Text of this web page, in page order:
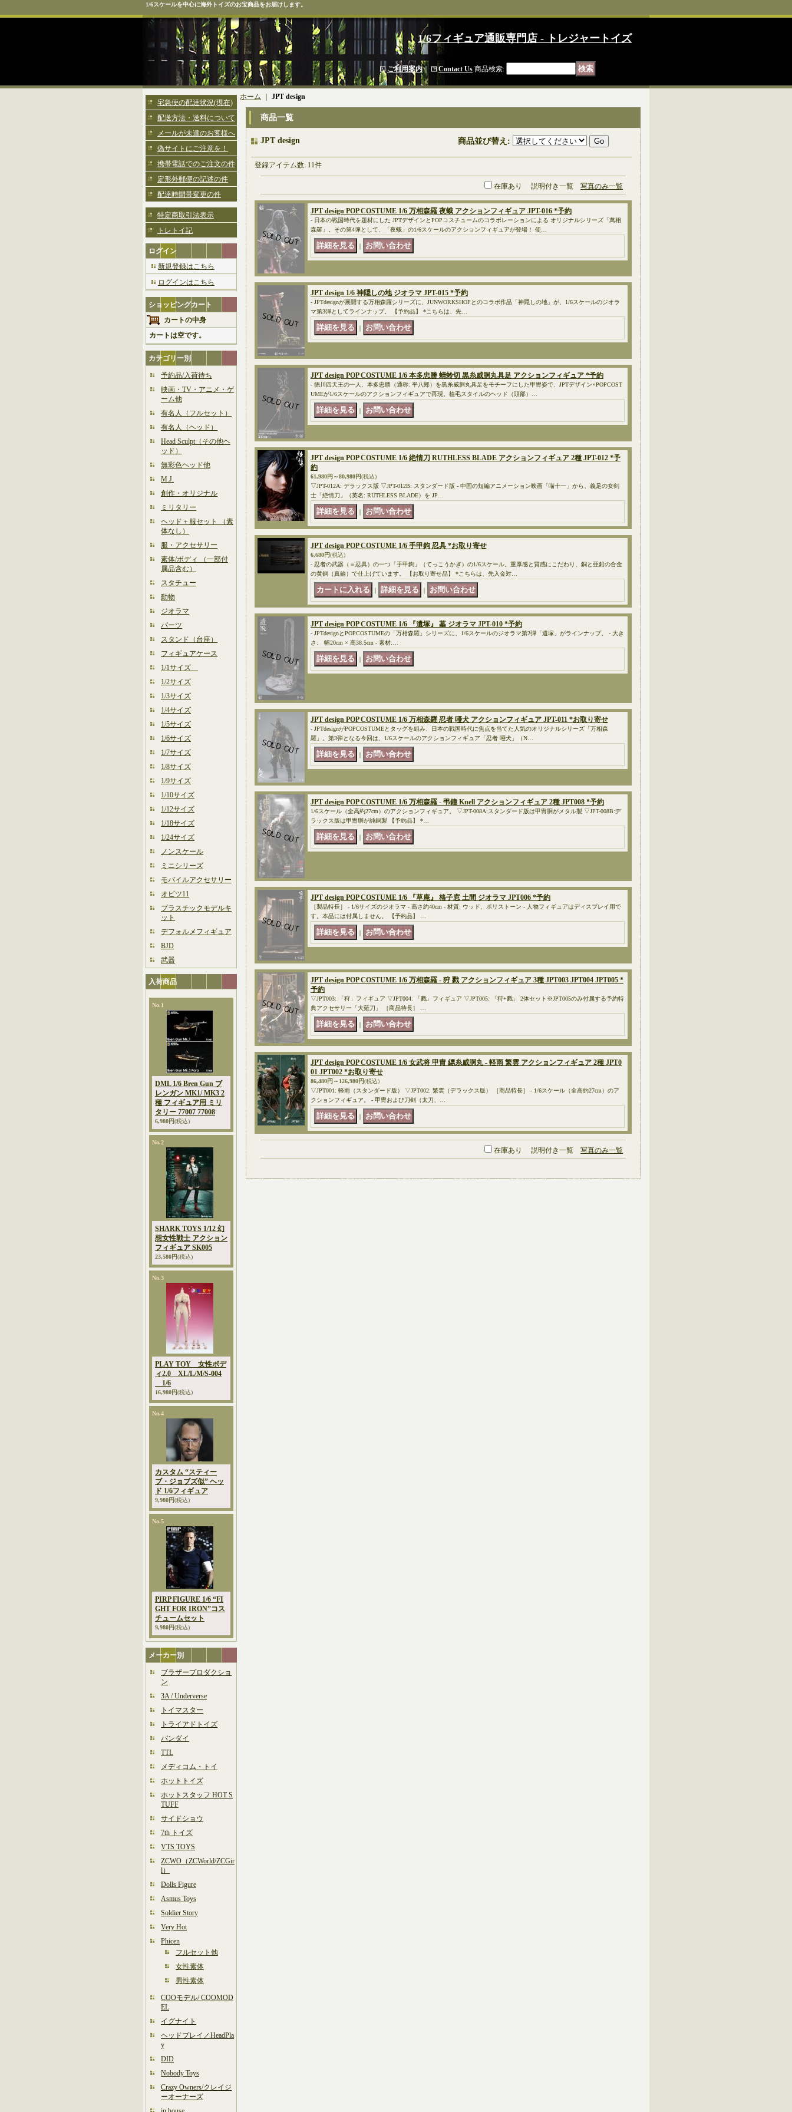
1/6スケールを中心に海外トイズのお宝商品をお届けします。
1/6フィギュア通販専門店 - トレジャートイズ
ご利用案内｜ Contact Us 商品検索:
宅急便の配達状況(現在)
配送方法・送料について
メールが未達のお客様へ
偽サイトにご注意を！
携帯電話でのご注文の件
定形外郵便の記述の件
配達時間帯変更の件
特定商取引法表示
トレトイ記
ログイン
新規登録はこちら
ログインはこちら
ショッピングカート
カートの中身
カートは空です。
カテゴリー別
予約品/入荷待ち
映画・TV・アニメ・ゲ
ーム他
有名人（フルセット）
有名人（ヘッド）
Head Sculpt（その他ヘ
ッド）
無彩色ヘッド他
M.J.
創作・オリジナル
ミリタリー
ヘッド＋服セット （素
体なし）
服・アクセサリー
素体/ボディ （一部付
属品含む）
スタチュー
動物
ジオラマ
パーツ
スタンド（台座）
フィギュアケース
1/1サイズ
1/2サイズ
1/3サイズ
1/4サイズ
1/5サイズ
1/6サイズ
1/7サイズ
1/8サイズ
1/9サイズ
1/10サイズ
1/12サイズ
1/18サイズ
1/24サイズ
ノンスケール
ミニシリーズ
モバイルアクセサリー
オビツ11
プラスチックモデルキ
ット
デフォルメフィギュア
BJD
武器
入荷商品
No.1
DML 1/6 Bren Gun ブ
レンガン MK1/ MK3 2
種 フィギュア用 ミリ
タリー 77007 77008
6,980円(税込)
No.2
SHARK TOYS 1/12 幻
想女性戦士 アクション
フィギュア SK005
23,580円(税込)
No.3
PLAY TOY 女性ボデ
ィ2.0 XL/L/M/S-004
1/6
16,980円(税込)
No.4
カスタム “スティー
ブ・ジョブズ似” ヘッ
ド 1/6フィギュア
9,980円(税込)
No.5
PIRP FIGURE 1/6 “FI
GHT FOR IRON”コス
チュームセット
9,980円(税込)
メーカー別
ブラザープロダクショ
ン
3A / Underverse
トイマスター
トライアドトイズ
バンダイ
TTL
メディコム・トイ
ホットトイズ
ホットスタッフ HOT S
TUFF
サイドショウ
7th トイズ
VTS TOYS
ZCWO（ZCWorld/ZCGir
l）
Dolls Figure
Asmus Toys
Soldier Story
Very Hot
Phicen
フルセット他
女性素体
男性素体
COOモデル/ COOMOD
EL
イグナイト
ヘッドプレイ／HeadPla
y
DID
Nobody Toys
Crazy Owners/クレイジ
ーオーナーズ
ホーム JPT design
商品一覧
JPT design 商品並び替え :
登録アイテム数: 11件
在庫あり 説明付き一覧 写真のみ一覧
JPT design POP COSTUME 1/6 万相森羅 夜蛾 アクションフィギュア JPT-016 *予約
- 日本の戦国時代を題材にした JPTデザインとPOPコスチュームのコラボレーションによる オリジナルシリーズ「萬相
森羅」。その第4弾として、「夜蛾」の1/6スケールのアクションフィギュアが登場！ 使…
｜
JPT design 1/6 神隠しの地 ジオラマ JPT-015 *予約
- JPTdesignが展開する万相森羅シリーズに、JUNWORKSHOPとのコラボ作品「神隠しの地」が、1/6スケールのジオラ
マ第3弾としてラインナップ。 【予約品】 *こちらは、先…
｜
JPT design POP COSTUME 1/6 本多忠勝 蜻蛉切 黒糸威胴丸具足 アクションフィギュア *予約
- 徳川四天王の一人、本多忠勝（通称: 平八郎）を黒糸威胴丸具足をモチーフにした甲冑姿で、JPTデザイン×POPCOST
UMEが1/6スケールのアクションフィギュアで再現。植毛スタイルのヘッド（頭部）…
｜
JPT design POP COSTUME 1/6 絶情刀 RUTHLESS BLADE アクションフィギュア 2種 JPT-012 *予
約
61,980円～80,980円(税込)
▽JPT-012A: デラックス版 ▽JPT-012B: スタンダード版 - 中国の短編アニメーション映画「喵十一」から、義足の女剣
士「絶情刀」（英名: RUTHLESS BLADE）を JP…
｜
JPT design POP COSTUME 1/6 手甲鉤 忍具 *お取り寄せ
6,680円(税込)
- 忍者の武器（＝忍具）の一つ「手甲鉤」（てっこうかぎ）の1/6スケール。重厚感と質感にこだわり、銅と亜鉛の合金
の黄銅（真鍮）で仕上げています。 【お取り寄せ品】 *こちらは、先入金対…
｜ ｜
JPT design POP COSTUME 1/6 『遺塚』 墓 ジオラマ JPT-010 *予約
- JPTdesignとPOPCOSTUMEの「万相森羅」シリーズに、1/6スケールのジオラマ第2弾「遺塚」がラインナップ。 - 大き
さ: 幅20cm × 高38.5cm - 素材:…
｜
JPT design POP COSTUME 1/6 万相森羅 忍者 唖犬 アクションフィギュア JPT-011 *お取り寄せ
- JPTdesignがPOPCOSTUMEとタッグを組み、日本の戦国時代に焦点を当てた人気のオリジナルシリーズ「万相森
羅」。第3弾となる今回は、1/6スケールのアクションフィギュア「忍者 唖犬」（N…
｜
JPT design POP COSTUME 1/6 万相森羅 - 弔鐘 Knell アクションフィギュア 2種 JPT008 *予約
1/6スケール（全高約27cm）のアクションフィギュア。 ▽JPT-008A:スタンダード版は甲冑胴がメタル製 ▽JPT-008B:デ
ラックス版は甲冑胴が純銅製 【予約品】 *…
｜
JPT design POP COSTUME 1/6 『草庵』 格子窓 土間 ジオラマ JPT006 *予約
［製品特長］ - 1/6サイズのジオラマ - 高さ約40cm - 材質: ウッド、ポリストーン - 人物フィギュアはディスプレイ用で
す。本品には付属しません。 【予約品】 …
｜
JPT design POP COSTUME 1/6 万相森羅 - 狩 戮 アクションフィギュア 3種 JPT003 JPT004 JPT005 *
予約
▽JPT003: 「狩」フィギュア ▽JPT004: 「戮」フィギュア ▽JPT005: 「狩+戮」 2体セット※JPT005のみ付属する予約特
典アクセサリー「大薙刀」 ［商品特長］ …
｜
JPT design POP COSTUME 1/6 女武将 甲冑 縹糸威胴丸 - 軽雨 繁雲 アクションフィギュア 2種 JPT0
01 JPT002 *お取り寄せ
86,480円～126,980円(税込)
▽JPT001: 軽雨（スタンダード版） ▽JPT002: 繁雲（デラックス版） ［商品特長］ - 1/6スケール（全高約27cm）のア
クションフィギュア。 - 甲冑および刀剣（太刀、…
｜
在庫あり 説明付き一覧 写真のみ一覧